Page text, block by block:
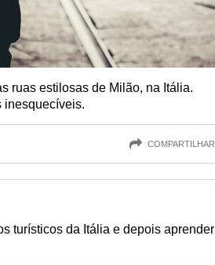
ruas estilosas de Milão, na Itália.
inesquecíveis.
COMPARTILHAR
turísticos da Itália e depois aprender